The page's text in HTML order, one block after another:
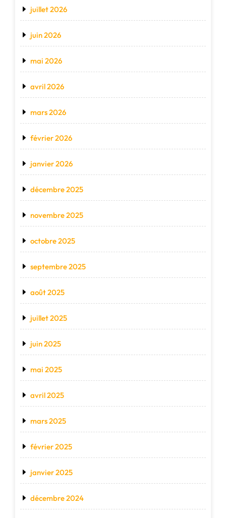
juillet 2026
juin 2026
mai 2026
avril 2026
mars 2026
février 2026
janvier 2026
décembre 2025
novembre 2025
octobre 2025
septembre 2025
août 2025
juillet 2025
juin 2025
mai 2025
avril 2025
mars 2025
février 2025
janvier 2025
décembre 2024